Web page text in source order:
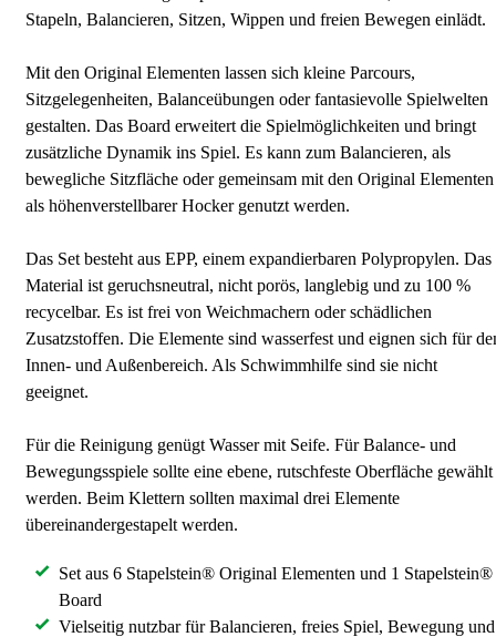
Stapeln, Balancieren, Sitzen, Wippen und freien Bewegen einlädt.
Mit den Original Elementen lassen sich kleine Parcours,
Sitzgelegenheiten, Balanceübungen oder fantasievolle Spielwelten
gestalten. Das Board erweitert die Spielmöglichkeiten und bringt
zusätzliche Dynamik ins Spiel. Es kann zum Balancieren, als
bewegliche Sitzfläche oder gemeinsam mit den Original Elementen
als höhenverstellbarer Hocker genutzt werden.
Das Set besteht aus EPP, einem expandierbaren Polypropylen. Das
Material ist geruchsneutral, nicht porös, langlebig und zu 100 %
recycelbar. Es ist frei von Weichmachern oder schädlichen
Zusatzstoffen. Die Elemente sind wasserfest und eignen sich für
Innen- und Außenbereich. Als Schwimmhilfe sind sie nicht
geeignet.
Für die Reinigung genügt Wasser mit Seife. Für Balance- und
Bewegungsspiele sollte eine ebene, rutschfeste Oberfläche gewählt
werden. Beim Klettern sollten maximal drei Elemente
übereinandergestapelt werden.
Set aus 6 Stapelstein® Original Elementen und 1 Stapelstein®
Board
Vielseitig nutzbar für Balancieren, freies Spiel, Bewegung und